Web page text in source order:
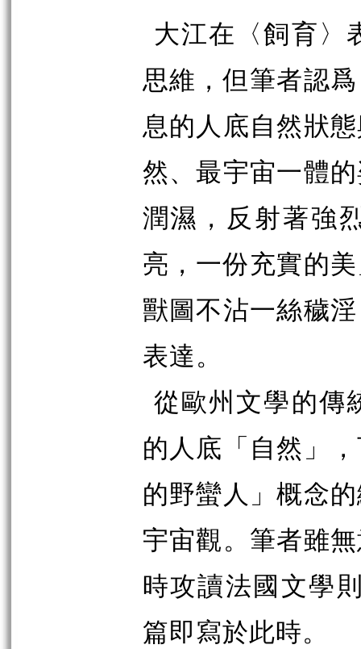
大江在〈飼育〉
思維，但筆者認爲
息的人底自然狀
然、最宇宙一體
潤濕，反射著強
亮，一份充實的
獸圖不沾一絲穢
表達。
從歐州文學的傳
的人底「自然」
的野蠻人」概念
宇宙觀。筆者雖
時攻讀法國文學
篇即寫於此時。